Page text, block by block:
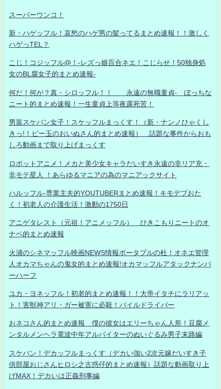
スーパーウンコ！
新・ハゲッフル！哀愁のハゲ男の髪ってるまとめ速報！！激しく
ハゲっTEL？
こじ！コジッフル@！-レズっ娘百合ネエ！こじらせ！50独身処
女のBL腐女子的まとめ速報-
何だ！何が？真・シロッフル！！ 永遠の無職童貞- ぼっちな
ニート的まとめ速報！一生童貞上等夜露死苦！
男装スケバン女子！スケッフルまっくす！（新・ナンノひゃくし
きっ!！ビー玉のおいぬさん的まとめ速報） 話題な事件からおも
しろ動画まで取り上げまっくす
ロボットアニメ！メカと美少女キャラだいすき永遠の非リア充・
非モテ星人 ！あらゆるマニアの為のマニアックサイト
ハルッフル-専業主夫的YOUTUBERまとめ速報！キモデブおた
く！初老人の介護生活！激動の1750日
アニゲタレスト（元祖！アニメッフル） ひきこもりニートのオ
ナベ的まとめ速報
火浦のシネマッフル映画NEWS情報ポータブルの杜！オネエ管理
人オカマちゃんの鬼女的まとめ速報!オカマッフルアタックナンバ
ーハーフ
ユカ・ヨネッフル！初老的まとめ速報！！大帝イタチにラリアッ
ト！害獣神アリ・ガー被害に必殺！パイルドライバー
おネコさん的まとめ速報 僕の彼女はエリーちゃん人形！豆腐メ
ンタルメンヘラ電波中年アルバイターのぬいぐるみ男子末路編
スケバン！デカッフルまっくす（デカい強い2次元嫁だいすき子
供部屋おじさんヒロシ之古惑仔的まとめ速報）話題な動画取り上
げMAX！デカいは正義刑事編